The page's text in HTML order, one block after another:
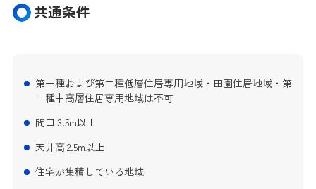
共通条件
第一種および第二種低層住居専用地域・田園住居地域・第
一種中高層住居専用地域は不可
間口 3.5m以上
天井高 2.5m以上
住宅が集積している地域